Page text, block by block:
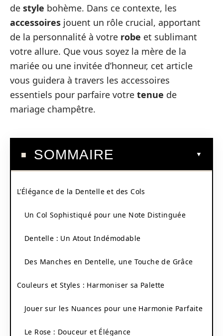
de style bohème. Dans ce contexte, les
accessoires jouent un rôle crucial, apportant
de la personnalité à votre robe et sublimant
votre allure. Que vous soyez la mère de la
mariée ou une invitée d’honneur, cet article
vous guidera à travers les accessoires
essentiels pour parfaire votre tenue de
mariage champêtre.
SOMMAIRE
L’Élégance de la Dentelle et des Cols
Un Col Sophistiqué pour une Note Distinguée
Dentelle : Un Atout Indémodable
Des Manches en Dentelle, une Touche de Grâce
Couleurs et Styles : Harmoniser sa Palette
Jouer sur les Nuances pour une Harmonie Parfaite
Le Rose : Douceur et Élégance